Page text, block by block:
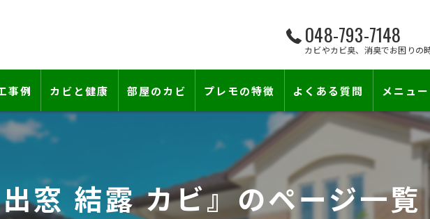
048-793-7148
カビやカビ臭、消臭でお困りの
―
事例 カビと健康 部屋のカビ
壁紙下地防カビ工事
壁紙カビ・壁紙下地のカビ
プレモの特徴
床下のカビ
建築中のカビ
コンクリートのカビ
よくある質問 メニュー
窓 結露 カビ』のページ一覧